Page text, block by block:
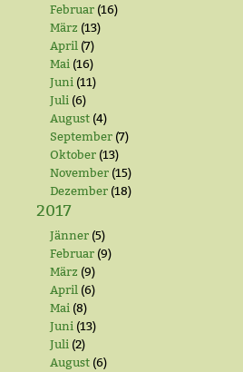
Februar (16)
März (13)
April (7)
Mai (16)
Juni (11)
Juli (6)
August (4)
September (7)
Oktober (13)
November (15)
Dezember (18)
2017
Jänner (5)
Februar (9)
März (9)
April (6)
Mai (8)
Juni (13)
Juli (2)
August (6)